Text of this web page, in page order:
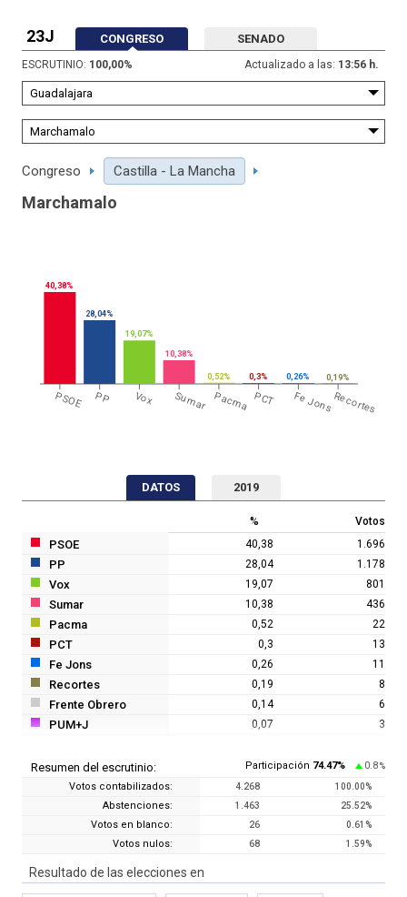
23J CONGRESO SENADO
ESCRUTINIO: 100,00% Actualizado a las: 13:56 h.
Congreso Castilla - La Mancha
Marchamalo
PSOE PP Vox Sumar Pacma PCT Fe JonsRecortes
40,38%
28,04%
19,07%
10,38%
0,52% 0,3% 0,26% 0,19%
DATOS 2019
% Votos
PSOE 40,38 1.696
PP 28,04 1.178
Vox 19,07 801
Sumar 10,38 436
Pacma 0,52 22
PCT 0,3 13
Fe Jons 0,26 11
Recortes 0,19 8
Frente Obrero 0,14 6
PUM+J 0,07 3
Resumen del escrutinio: Participación 74.47% 0.8 %
Votos contabilizados: 4.268 100.00%
Abstenciones: 1.463 25.52%
Votos en blanco: 26 0.61 %
Votos nulos: 68 1.59%
Resultado de las elecciones en